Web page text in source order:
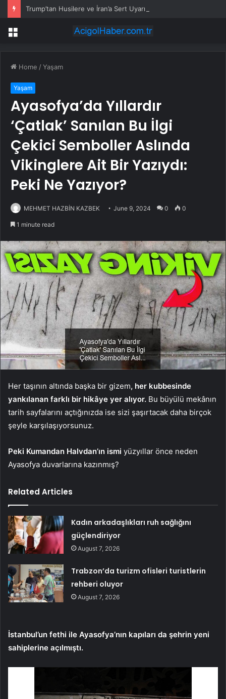
Menu
Home /Yaşam
Yaşam
Ayasofya’da Yıllardır
‘Çatlak’ Sanılan Bu İlgi
Çekici Semboller Aslında
Vikinglere Ait Bir Yazıydı:
Peki Ne Yazıyor?
MEHMET HAZBİN KAZBEK June 9, 2024 0 0
1 minute read
Her taşının altında başka bir gizem, her kubbesinde
yankılanan farklı bir hikâye yer alıyor. Bu büyülü mekânın
tarih sayfalarını açtığınızda ise sizi şaşırtacak daha birçok
şeyle karşılaşıyorsunuz.
Peki Kumandan Halvdan’ın ismi yüzyıllar önce neden
Ayasofya duvarlarına kazınmış?
Related Articles
Kadın arkadaşlıkları ruh sağlığını
güçlendiriyor
August 7, 2026
Trabzon’da turizm ofisleri turistlerin
rehberi oluyor
August 7, 2026
İstanbul’un fethi ile Ayasofya’nın kapıları da şehrin yeni
sahiplerine açılmıştı.